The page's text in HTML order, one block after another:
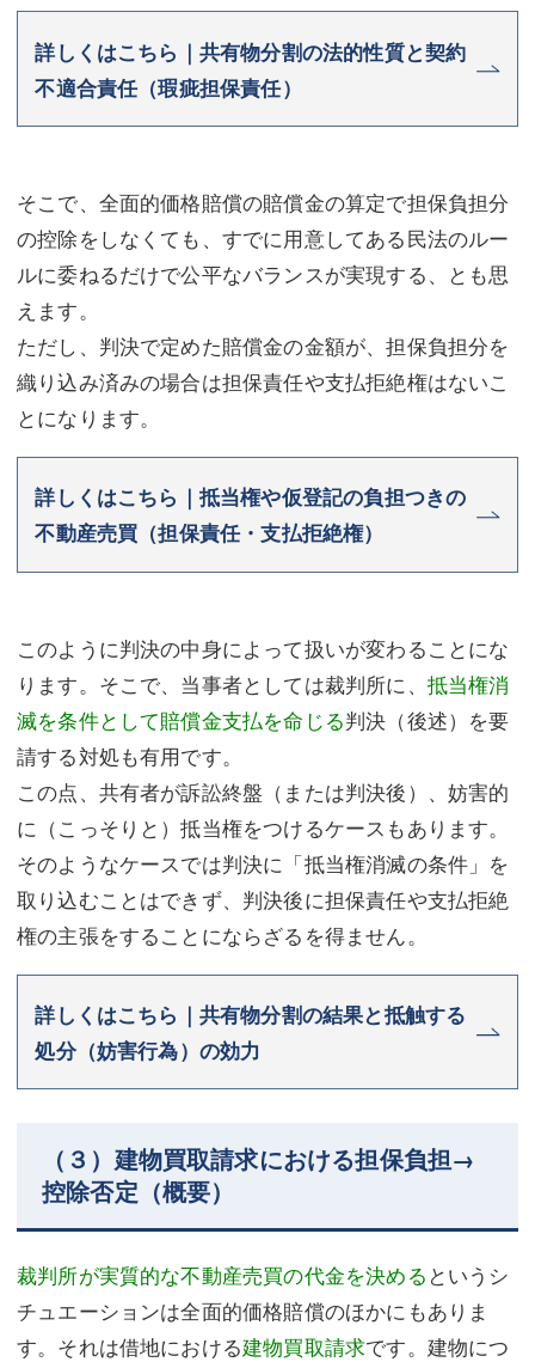
詳しくはこちら｜共有物分割の法的性質と契約
不適合責任（瑕疵担保責任）
そこで、全面的価格賠償の賠償金の算定で担保負担分
の控除をしなくても、すでに用意してある民法のルー
ルに委ねるだけで公平なバランスが実現する、とも思
えます。
ただし、判決で定めた賠償金の金額が、担保負担分を
織り込み済みの場合は担保責任や支払拒絶権はないこ
とになります。
詳しくはこちら｜抵当権や仮登記の負担つきの
不動産売買（担保責任・支払拒絶権）
このように判決の中身によって扱いが変わることにな
ります。そこで、当事者としては裁判所に、 抵当権消
滅を条件として賠償金支払を命じる判決（後述）を要
請する対処も有用です。
この点、共有者が訴訟終盤（または判決後）、妨害的
に（こっそりと）抵当権をつけるケースもあります。
そのようなケースでは判決に「抵当権消滅の条件」を
取り込むことはできず、判決後に担保責任や支払拒絶
権の主張をすることにならざるを得ません。
詳しくはこちら｜共有物分割の結果と抵触する
処分（妨害行為）の効力
（３）建物買取請求における担保負担→
控除否定（概要）
裁判所が実質的な不動産売買の代金を決める というシ
チュエーションは全面的価格賠償のほかにもありま
す。それは借地における建物買取請求です。建物につ